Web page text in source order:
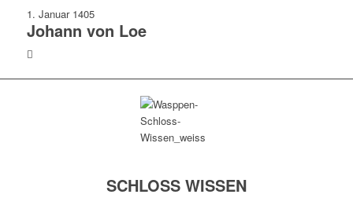
1. Januar 1405
Johann von Loe
SCHLOSS WISSEN